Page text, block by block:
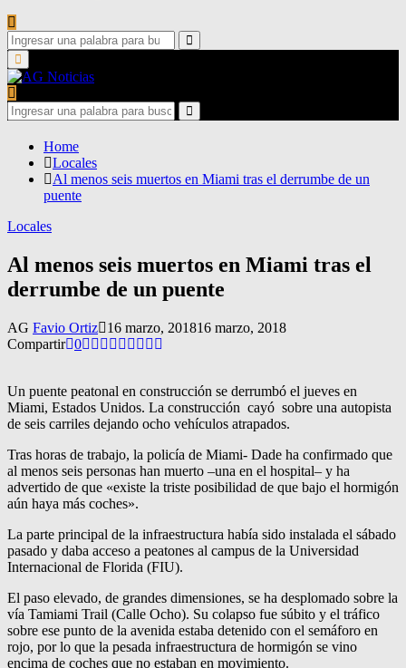
Search
for:
Search
Primary
Menu
Search
for:
Search
Home
Locales
Al menos seis muertos en Miami tras el derrumbe de un
puente
Locales
Al menos seis muertos en Miami tras el
derrumbe de un puente
AG Favio Ortiz 16 marzo, 201816 marzo, 2018
Compartir 0
Un puente peatonal en construcción se derrumbó el jueves en
Miami, Estados Unidos. La construcción cayó sobre una autopista
de seis carriles dejando ocho vehículos atrapados.
Tras horas de trabajo, la policía de Miami- Dade ha confirmado que
al menos seis personas han muerto –una en el hospital– y ha
advertido de que «existe la triste posibilidad de que bajo el hormigón
aún haya más coches».
La parte principal de la infraestructura había sido instalada el sábado
pasado y daba acceso a peatones al campus de la Universidad
Internacional de Florida (FIU).
El paso elevado, de grandes dimensiones, se ha desplomado sobre la
vía Tamiami Trail (Calle Ocho). Su colapso fue súbito y el tráfico
sobre ese punto de la avenida estaba detenido con el semáforo en
rojo, por lo que la pesada infraestructura de hormigón se vino
encima de coches que no estaban en movimiento.